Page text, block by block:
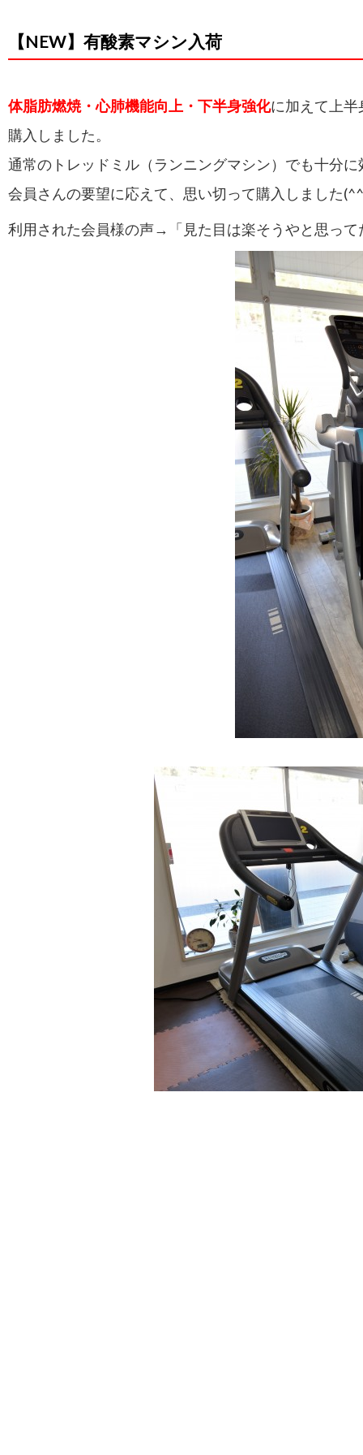
【NEW】有酸素マシン入荷
体脂肪燃焼・心肺機能向上・下半身強化に加えて上
購入しました。
通常のトレッドミル（ランニングマシン）でも十分
会員さんの要望に応えて、思い切って購入しました
利用された会員様の声→「見た目は楽そうやと思って